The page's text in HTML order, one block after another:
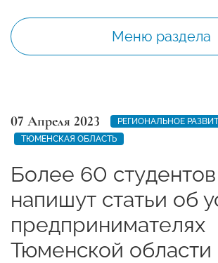
Меню раздела
07 Апреля 2023
РЕГИОНАЛЬНОЕ
ТЮМЕНСКАЯ ОБЛАСТЬ
Более 60 студентов
напишут статьи об
предпринимателях
Тюменской области